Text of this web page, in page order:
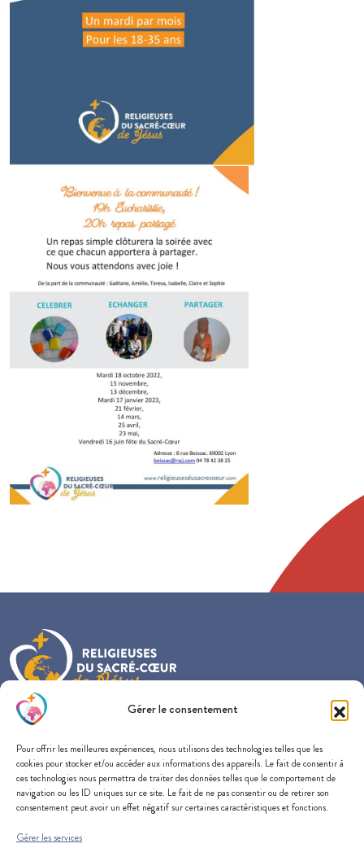
Gérer le consentement
Pour offrir les meilleures expériences, nous utilisons des technologies telles que les
cookies pour stocker et/ou accéder aux informations des appareils. Le fait de consentir à
ces technologies nous permettra de traiter des données telles que le comportement de
navigation ou les ID uniques sur ce site. Le fait de ne pas consentir ou de retirer son
consentement peut avoir un effet négatif sur certaines caractéristiques et fonctions.
Gérer les services
57 rue du Docteur Edmond Locard
69005 Lyon